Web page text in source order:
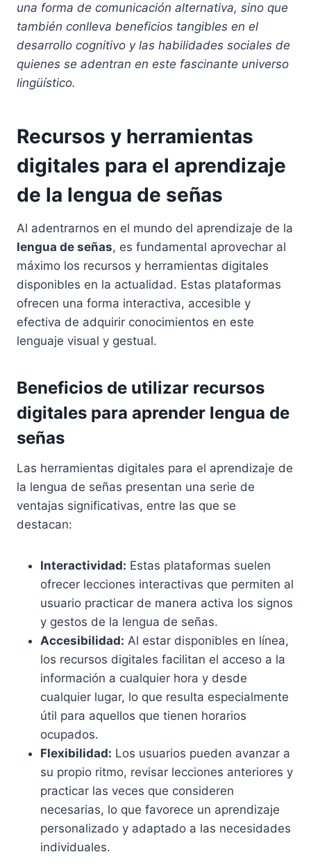
una forma de comunicación alternativa, sino que
también conlleva beneficios tangibles en el
desarrollo cognitivo y las habilidades sociales de
quienes se adentran en este fascinante universo
lingüístico.
Recursos y herramientas
digitales para el aprendizaje
de la lengua de señas
Al adentrarnos en el mundo del aprendizaje de la
lengua de señas, es fundamental aprovechar al
máximo los recursos y herramientas digitales
disponibles en la actualidad. Estas plataformas
ofrecen una forma interactiva, accesible y
efectiva de adquirir conocimientos en este
lenguaje visual y gestual.
Beneficios de utilizar recursos
digitales para aprender lengua de
señas
Las herramientas digitales para el aprendizaje de
la lengua de señas presentan una serie de
ventajas significativas, entre las que se
destacan:
Interactividad: Estas plataformas suelen
ofrecer lecciones interactivas que permiten al
usuario practicar de manera activa los signos
y gestos de la lengua de señas.
Accesibilidad: Al estar disponibles en línea,
los recursos digitales facilitan el acceso a la
información a cualquier hora y desde
cualquier lugar, lo que resulta especialmente
útil para aquellos que tienen horarios
ocupados.
Flexibilidad: Los usuarios pueden avanzar a
su propio ritmo, revisar lecciones anteriores y
practicar las veces que consideren
necesarias, lo que favorece un aprendizaje
personalizado y adaptado a las necesidades
individuales.